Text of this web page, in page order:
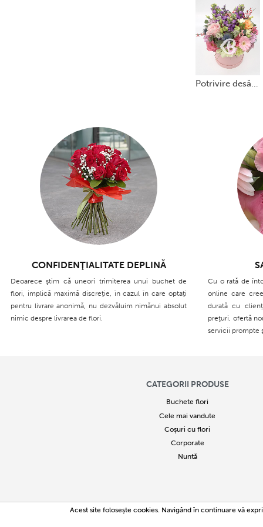
potrivire desăvârșită
CONFIDENŢIALITATE DEPLINĂ
Deoarece ştim că uneori trimiterea unui buchet de
flori, implică maximă discreţie, în cazul în care optaţi
pentru livrare anonimă, nu dezvăluim nimănui absolut
nimic despre livrarea de flori.
Cu o rată de
online care
durată cu
preţuri, ofertă
servicii prompte
CATEGORII PRODUSE
Buchete flori
Cele mai vandute
Coșuri cu flori
Corporate
Nuntă
Acest site foloseşte cookies. Navigând în continuare vă